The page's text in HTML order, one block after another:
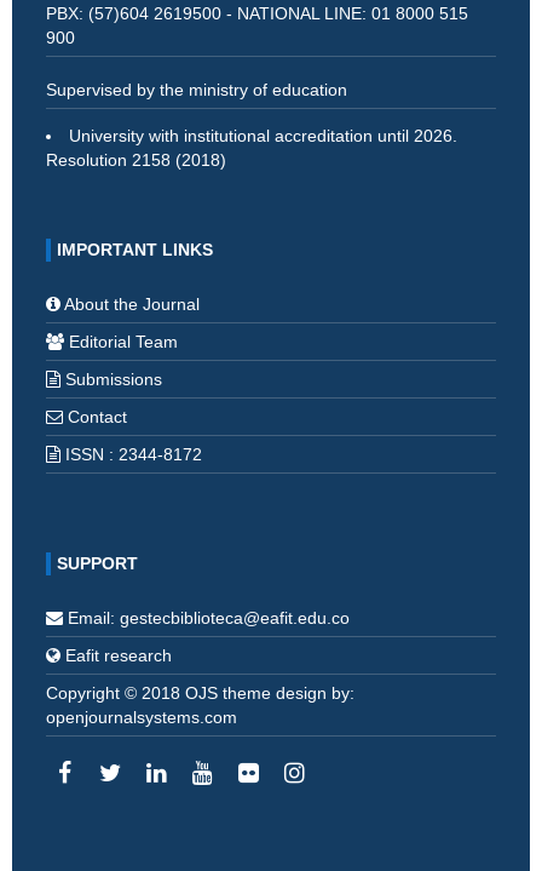
PBX: (57)604 2619500 - NATIONAL LINE: 01 8000 515
900
Supervised by the ministry of education
University with institutional accreditation until 2026.
Resolution 2158 (2018)
IMPORTANT LINKS
About the Journal
Editorial Team
Submissions
Contact
ISSN : 2344-8172
SUPPORT
Email: gestecbiblioteca@eafit.edu.co
Eafit research
Copyright © 2018 OJS theme design by:
openjournalsystems.com